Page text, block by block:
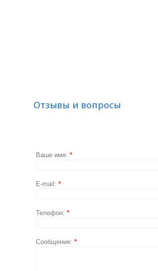
Отзывы и вопросы
Ваше имя:*
E-mail:*
Телефон:*
Сообщение:*